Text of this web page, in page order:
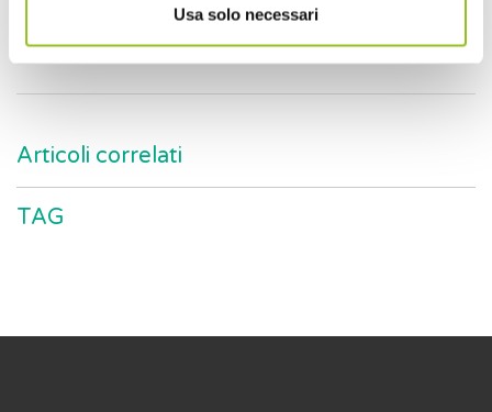
Usa solo necessari
Articoli correlati
TAG